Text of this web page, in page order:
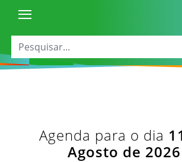
Agenda para o dia
Agosto de 2026